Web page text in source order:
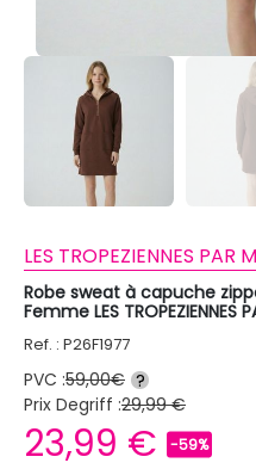
LES TROPEZIENNES PAR
Robe sweat à capuche
Femme LES TROPEZIENNES
Ref. : P26F1977
PVC :59,00€ ?
Prix Degriff :29,99 €
23,99 € -59%